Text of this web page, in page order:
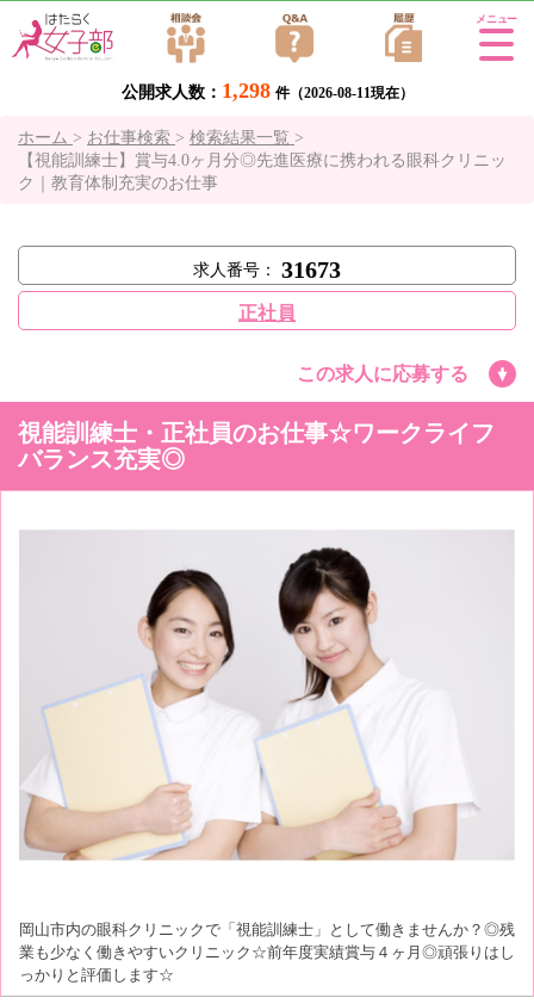
公開求人数： 1,298 件（2026-08-11現在）
Tog
ホーム > お仕事検索 > 検索結果一覧 >
【視能訓練士】賞与4.0ヶ月分◎先進医療に携われる眼科クリニッ
ク｜教育体制充実のお仕事
求人番号： 31673
正社員
この求人に応募する
視能訓練士・正社員のお仕事☆ワークライフ
バランス充実◎
岡山市内の眼科クリニックで「視能訓練士」として働きませんか？◎残
業も少なく働きやすいクリニック☆前年度実績賞与４ヶ月◎頑張りはし
っかりと評価します☆